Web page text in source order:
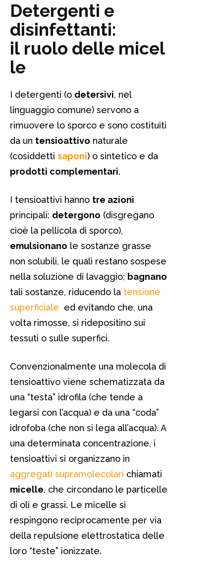
Detergenti e
disinfettanti:
il ruolo delle micel
le
I detergenti (o detersivi, nel
linguaggio comune) servono a
rimuovere lo sporco e sono costituiti
da un tensioattivo naturale
(cosiddetti saponi) o sintetico e da
prodotti complementari.
I tensioattivi hanno tre azioni
principali: detergono (disgregano
cioè la pellicola di sporco),
emulsionano le sostanze grasse
non solubili, le quali restano sospese
nella soluzione di lavaggio; bagnano
tali sostanze, riducendo la tensione
superficiale ed evitando che, una
volta rimosse, si ridepositino sui
tessuti o sulle superfici.
Convenzionalmente una molecola di
tensioattivo viene schematizzata da
una “testa” idrofila (che tende a
legarsi con l’acqua) e da una “coda”
idrofoba (che non si lega all’acqua). A
una determinata concentrazione, i
tensioattivi si organizzano in
aggregati supramolecolari chiamati
micelle, che circondano le particelle
di oli e grassi. Le micelle si
respingono reciprocamente per via
della repulsione elettrostatica delle
loro “teste” ionizzate.